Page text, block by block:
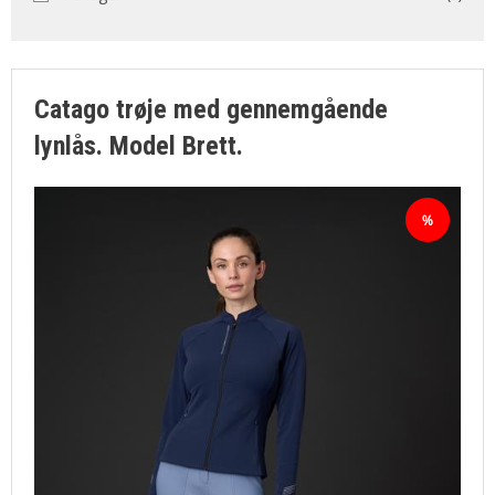
SØGNING
Catago trøje med gennemgående
lynlås. Model Brett.